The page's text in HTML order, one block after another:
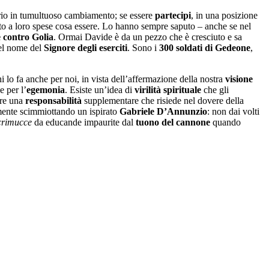
in tumultuoso cambiamento; se essere partecipi, in una posizione
a loro spese cosa essere. Lo hanno sempre saputo – anche se nel
Golia. Ormai Davide è da un pezzo che è cresciuto e sa
nome del Signore degli eserciti. Sono i 300 soldati di Gedeone,
fa anche per noi, in vista dell’affermazione della nostra visione
per l’egemonia. Esiste un’idea di virilità spirituale che gli
una responsabilità supplementare che risiede nel dovere della
scimmiottando un ispirato Gabriele D’Annunzio: non dai volti
da educande impaurite dal tuono del cannone quando